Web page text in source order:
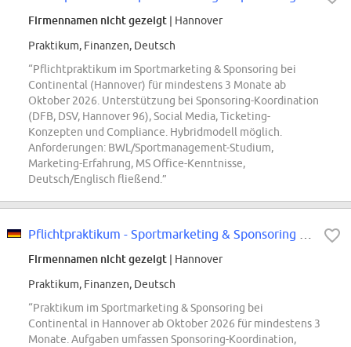
Firmennamen nicht gezeigt | Hannover
Praktikum, Finanzen, Deutsch
“Pflichtpraktikum im Sportmarketing & Sponsoring bei
Continental (Hannover) für mindestens 3 Monate ab
Oktober 2026. Unterstützung bei Sponsoring-Koordination
(DFB, DSV, Hannover 96), Social Media, Ticketing-
Konzepten und Compliance. Hybridmodell möglich.
Anforderungen: BWL/Sportmanagement-Studium,
Marketing-Erfahrung, MS Office-Kenntnisse,
Deutsch/Englisch fließend.”
Firmennamen nicht gezeigt | Hannover
Praktikum, Finanzen, Deutsch
“Praktikum im Sportmarketing & Sponsoring bei
Continental in Hannover ab Oktober 2026 für mindestens 3
Monate. Aufgaben umfassen Sponsoring-Koordination,